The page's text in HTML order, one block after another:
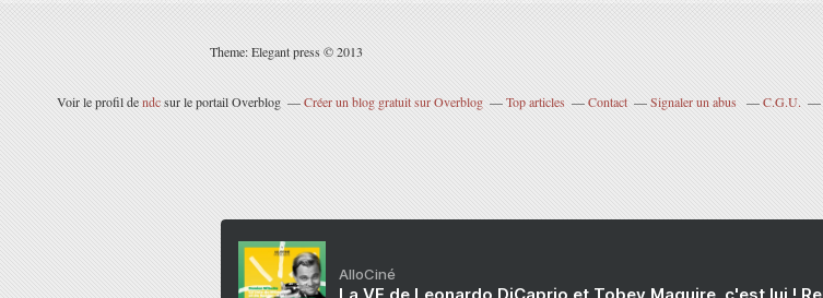
Theme: Elegant press © 2013
Voir le profil dendcsur le portail Overblog Créer un blog gratuit sur Overblog Top articles Contact Signaler un abus C.G.U.
AlloCiné